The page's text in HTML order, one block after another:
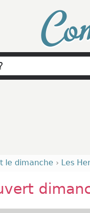
le dimanche › Les